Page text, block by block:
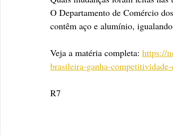
O Departamento de Comércio
contêm aço e alumínio,
Veja a matéria completa: https://
brasileira-ganha-
R7